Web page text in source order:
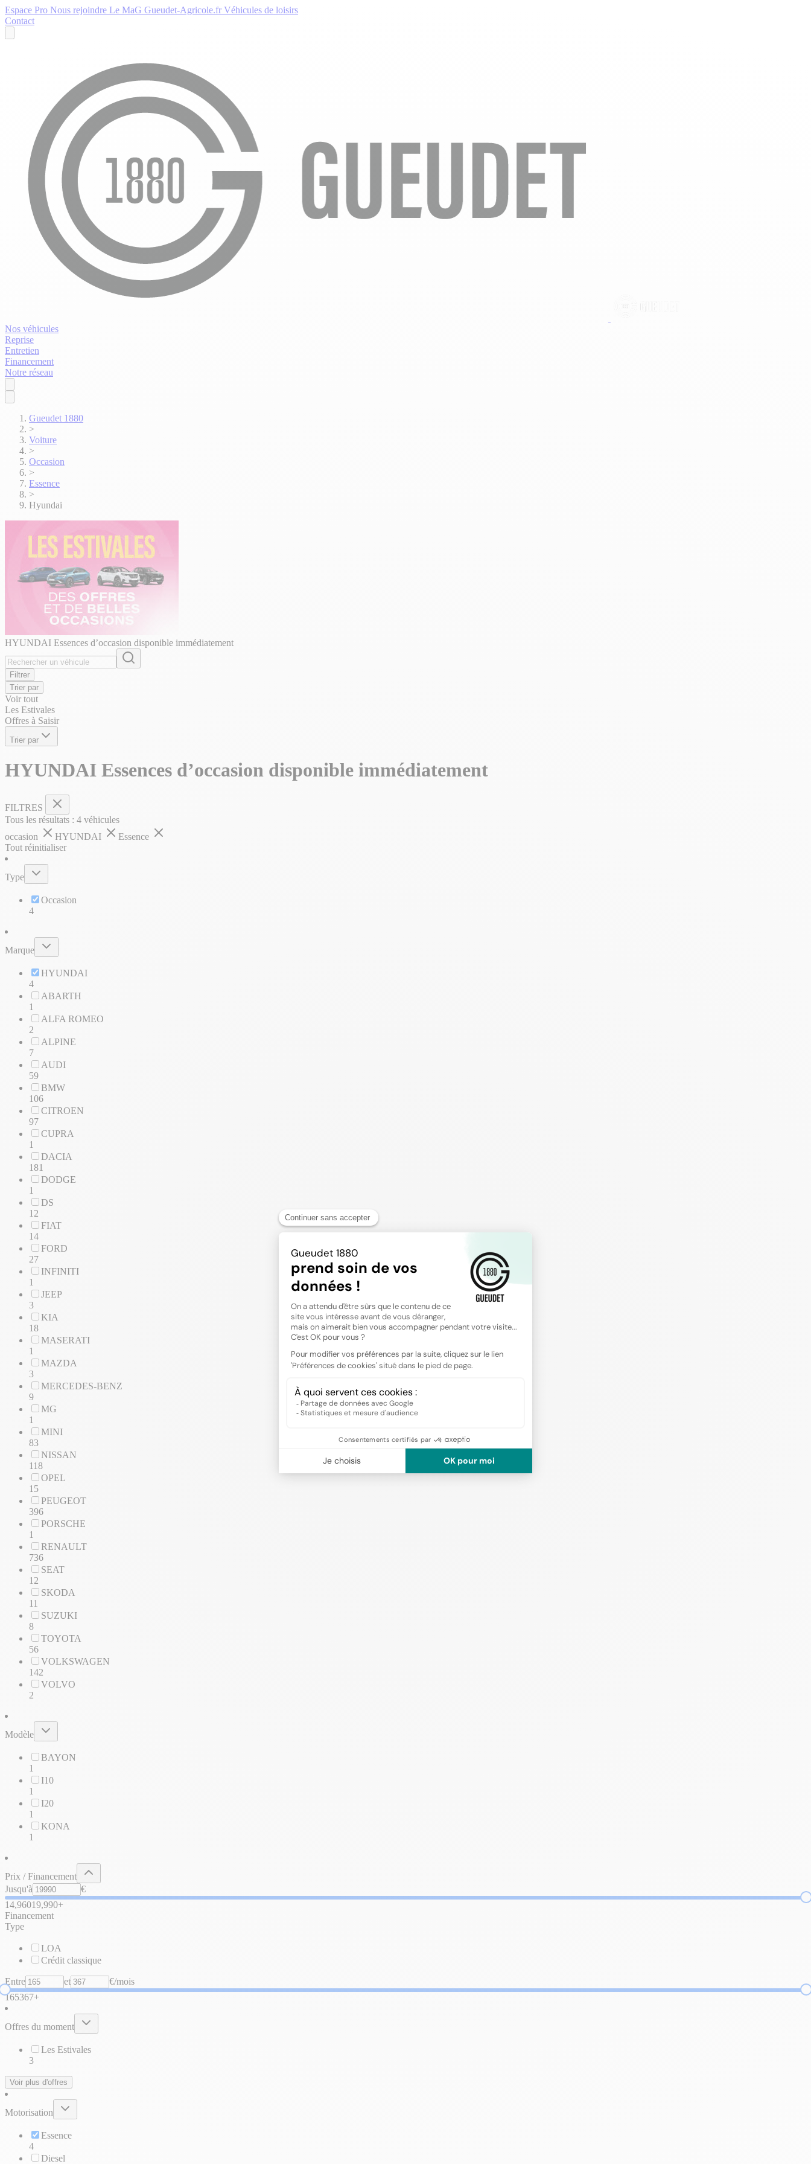
Espace Pro Nous rejoindre Le MaG Gueudet-Agricole.fr Véhicules de loisirs
Contact
Nos véhicules
Reprise
Entretien
Financement
Notre réseau
Gueudet 1880
>
Voiture
>
Occasion
>
Essence
>
Hyundai
HYUNDAI Essences d’occasion disponible immédiatement
Filtrer
Trier par
Voir tout
Les Estivales
Offres à Saisir
Trier par
HYUNDAI Essences d’occasion disponible immédiatement
FILTRES
Tous les résultats : 4 véhicules
occasion
HYUNDAI
Essence
Tout réinitialiser
Type
Occasion
4
Marque
HYUNDAI
4
ABARTH
1
ALFA ROMEO
2
ALPINE
7
AUDI
59
BMW
106
CITROEN
97
CUPRA
1
DACIA
181
DODGE
1
DS
12
FIAT
14
FORD
27
INFINITI
1
JEEP
3
KIA
18
MASERATI
1
MAZDA
3
MERCEDES-BENZ
9
MG
1
MINI
83
NISSAN
118
OPEL
15
PEUGEOT
396
PORSCHE
1
RENAULT
736
SEAT
12
SKODA
11
SUZUKI
8
TOYOTA
56
VOLKSWAGEN
142
VOLVO
2
Modèle
BAYON
1
I10
1
I20
1
KONA
1
Prix / Financement
Jusqu'à
€
14,96019,990+
Financement
Type
LOA
Crédit classique
Entre et
€/mois
165367+
Offres du moment
Les Estivales
3
Voir plus d'offres
Motorisation
Essence
4
Diesel